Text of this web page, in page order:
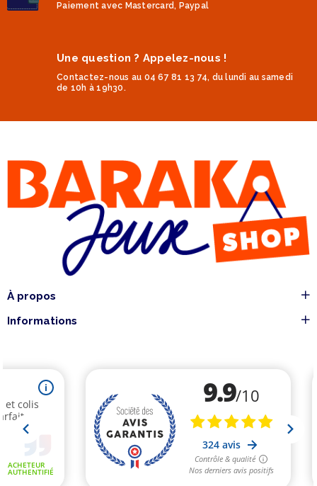
Paiement avec Mastercard, Paypal
Une question ? Appelez-nous !
Contactez-nous au 04 67 81 13 74, du lundi au samedi
de 10h à 19h30.
À propos
Informations